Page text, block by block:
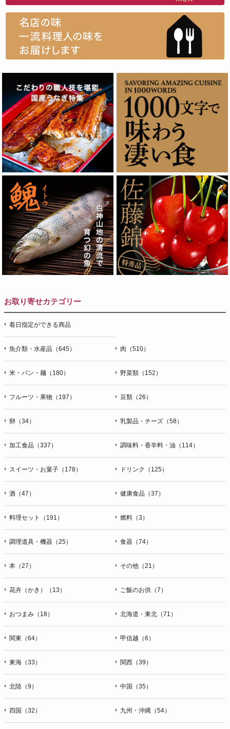
お取り寄せカテゴリー
着日指定ができる商品
魚介類・水産品（645） 肉（510）
米・パン・麺（180） 野菜類（152）
フルーツ・果物（197） 豆類（26）
卵（34） 乳製品・チーズ（58）
加工食品（337） 調味料・香辛料・油（114）
スイーツ・お菓子（178） ドリンク（125）
酒（47） 健康食品（37）
料理セット（191） 燃料（3）
調理道具・機器（25） 食器（74）
本（27） その他（21）
花卉（かき）（13） ご飯のお供（7）
おつまみ（18） 北海道・東北（71）
関東（64） 甲信越（6）
東海（33） 関西（39）
北陸（9） 中国（35）
四国（32） 九州・沖縄（54）